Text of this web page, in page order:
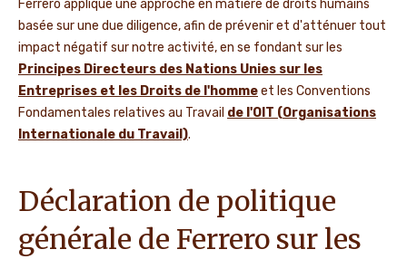
Ferrero applique une approche en matière de droits humains
basée sur une due diligence, afin de prévenir et d'atténuer tout
impact négatif sur notre activité, en se fondant sur les
Principes Directeurs des Nations Unies sur les
Entreprises et les Droits de l'hommeet les Conventions
Fondamentales relatives au Travail de l'OIT (Organisations
Internationale du Travail).
Déclaration de politique
générale de Ferrero sur les